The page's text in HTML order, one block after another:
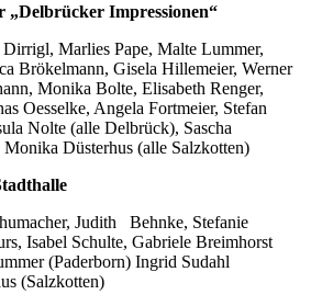
„Delbrücker Impressionen“
Marlies Pape, Malte Lummer,
Brökelmann, Gisela Hillemeier, Werner
Monika Bolte, Elisabeth Renger,
Oesselke, Angela Fortmeier, Stefan
Nolte (alle Delbrück), Sascha
Düsterhus (alle Salzkotten)
Judith Behnke, Stefanie
Isabel Schulte, Gabriele Breimhorst
(Paderborn) Ingrid Sudahl
(Salzkotten)